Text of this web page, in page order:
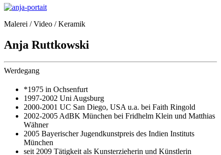
Malerei / Video / Keramik
Anja Ruttkowski
Werdegang
*1975 in Ochsenfurt
1997-2002 Uni Augsburg
2000-2001 UC San Diego, USA u.a. bei Faith Ringold
2002-2005 AdBK München bei Fridhelm Klein und Matthias
Wähner
2005 Bayerischer Jugendkunstpreis des Indien Instituts
München
seit 2009 Tätigkeit als Kunsterzieherin und Künstlerin